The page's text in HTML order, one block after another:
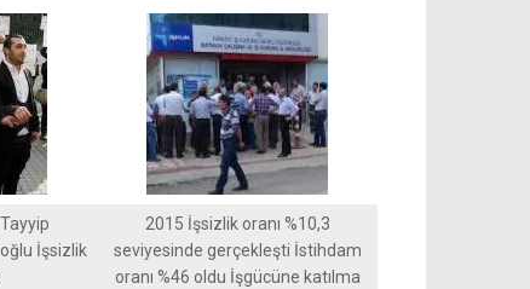
İşsizlik
2015 İşsizlik oranı %10,3
seviyesinde gerçekleşti İstihdam
oranı %46 oldu İşgücüne katılma